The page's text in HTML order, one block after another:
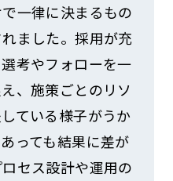
一律に決まるもの
ました。採用が充
考やフォローを一
、施策ごとのリソ
ている様子がうか
っても結果に差が
セス設計や運用の